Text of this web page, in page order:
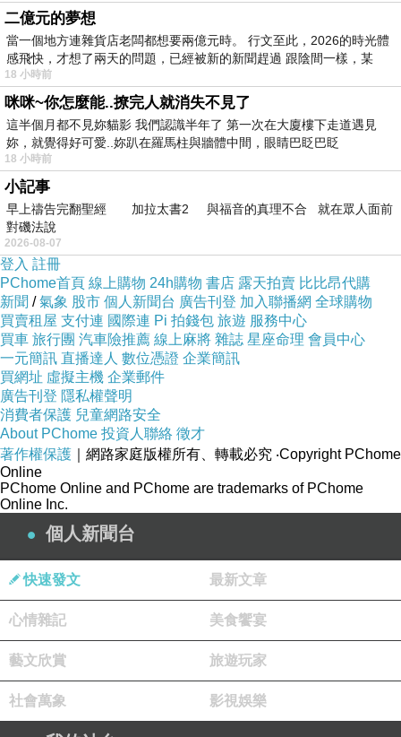
男生跑遍了所有地方才買到生日禮物
2005-02-1517:44:14愛上一陣風
有一天
2005-02-1517:44:29愛上一陣風
男生不得不離開這座城市！
2005-02-1517:44:47愛上一陣風
他約女生見最后1面
2005-02-1517:44:21維生素e
生離死別了
2005-02-1517:45:10愛上一陣風
并在火車出發的前一刻
2005-02-1517:45:17愛上一陣風
把禮物送給了女生！
2005-02-1517:45:27愛上一陣風
女生很喜歡
2005-02-1517:45:41愛上一陣風
突然有一天，
2005-02-1517:45:09維生素e
是什么禮物啊？
在女生生日的時候
2005-02-1517:46:16愛上一陣風
女生調皮的和男生開玩笑說！
2005-02-1517:46:24愛上一陣風
過生日我要紅包
2005-02-1517:46:30愛上一陣風
而且要大大的！
二億元的夢想
當一個地方連雜貨店老闆都想要兩億元時。 行文至此，2026的時光體
感飛快，才想了兩天的問題，已經被新的新聞趕過 跟陰間一樣，某
18 小時前
咪咪~你怎麼能..撩完人就消失不見了
這半個月都不見妳貓影 我們認識半年了 第一次在大廈樓下走道遇見
妳，就覺得好可愛..妳趴在羅馬柱與牆體中間，眼睛巴眨巴眨
18 小時前
小記事
早上禱告完翻聖經 加拉太書2 與福音的真理不合 就在眾人面前
對磯法說
2026-08-07
登入 註冊
PChome首頁 線上購物 24h購物 書店 露天拍賣 比比昂代購
新聞 /氣象 股市 個人新聞台 廣告刊登 加入聯播網 全球購物
買賣租屋 支付連 國際連 Pi 拍錢包 旅遊 服務中心
買車 旅行團 汽車險推薦 線上麻將 雜誌 星座命理 會員中心
一元簡訊 直播達人 數位憑證 企業簡訊
買網址 虛擬主機 企業郵件
廣告刊登 隱私權聲明
消費者保護 兒童網路安全
About PChome 投資人聯絡 徵才
著作權保護 ｜網路家庭版權所有、轉載必究 ‧Copyright PChome
Online
PChome Online and PChome are trademarks of PChome
Online Inc.
個人新聞台
快速發文 最新文章
心情雜記 美食饗宴
藝文欣賞 旅遊玩家
社會萬象 影視娛樂